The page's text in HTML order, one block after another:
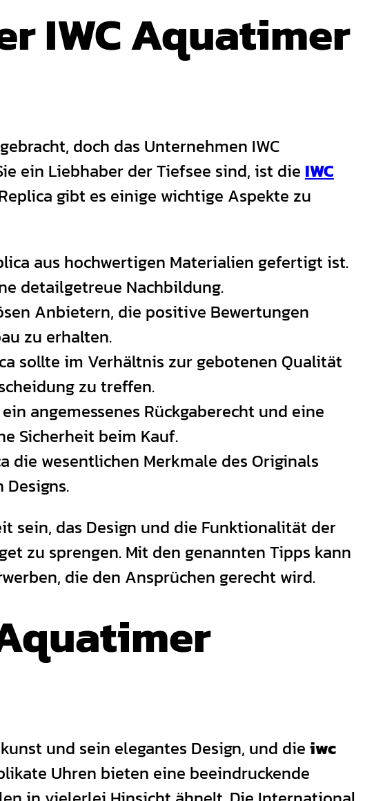
IWC Aquatimer
doch das Unternehmen IWC
ein Liebhaber der Tiefsee sind, ist die IWC
gibt es einige wichtige Aspekte zu
aus hochwertigen Materialien gefertigt ist.
detailgetreue Nachbildung.
Anbietern, die positive Bewertungen
zu erhalten.
sollte im Verhältnis zur gebotenen Qualität
zu treffen.
angemessenes Rückgaberecht und eine
Sicherheit beim Kauf.
die wesentlichen Merkmale des Originals
sein, das Design und die Funktionalität der
zu sprengen. Mit den genannten Tipps kann
die den Ansprüchen gerecht wird.
und sein elegantes Design, und dieiwc
Uhren bieten eine beeindruckende